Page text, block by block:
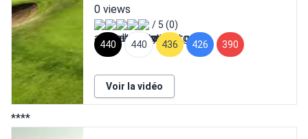
0 views
/ 5 (0)
440
440 436 426 390
Voir la vidéo
****